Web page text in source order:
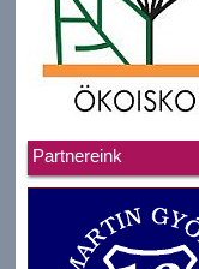
Partnereink